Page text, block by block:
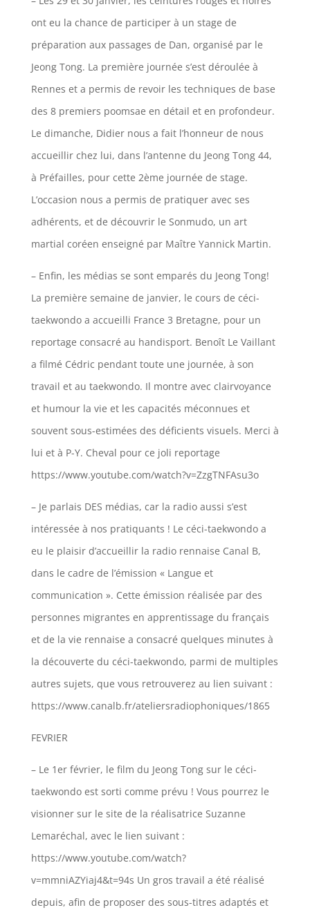
ont eu la chance de participer à un stage de
préparation aux passages de Dan, organisé par le
Jeong Tong. La première journée s’est déroulée à
Rennes et a permis de revoir les techniques de base
des 8 premiers poomsae en détail et en profondeur.
Le dimanche, Didier nous a fait l’honneur de nous
accueillir chez lui, dans l’antenne du Jeong Tong 44,
à Préfailles, pour cette 2ème journée de stage.
L’occasion nous a permis de pratiquer avec ses
adhérents, et de découvrir le Sonmudo, un art
martial coréen enseigné par Maître Yannick Martin.
– Enfin, les médias se sont emparés du Jeong Tong!
La première semaine de janvier, le cours de céci-
taekwondo a accueilli France 3 Bretagne, pour un
reportage consacré au handisport. Benoît Le Vaillant
a filmé Cédric pendant toute une journée, à son
travail et au taekwondo. Il montre avec clairvoyance
et humour la vie et les capacités méconnues et
souvent sous-estimées des déficients visuels. Merci à
lui et à P-Y. Cheval pour ce joli reportage
https://www.youtube.com/watch?v=ZzgTNFAsu3o
– Je parlais DES médias, car la radio aussi s’est
intéressée à nos pratiquants ! Le céci-taekwondo a
eu le plaisir d’accueillir la radio rennaise Canal B,
dans le cadre de l’émission « Langue et
communication ». Cette émission réalisée par des
personnes migrantes en apprentissage du français
et de la vie rennaise a consacré quelques minutes à
la découverte du céci-taekwondo, parmi de multiples
autres sujets, que vous retrouverez au lien suivant :
https://www.canalb.fr/ateliersradiophoniques/1865
FEVRIER
– Le 1er février, le film du Jeong Tong sur le céci-
taekwondo est sorti comme prévu ! Vous pourrez le
visionner sur le site de la réalisatrice Suzanne
Lemaréchal, avec le lien suivant :
https://www.youtube.com/watch?
v=mmniAZYiaj4&t=94s Un gros travail a été réalisé
depuis, afin de proposer des sous-titres adaptés et